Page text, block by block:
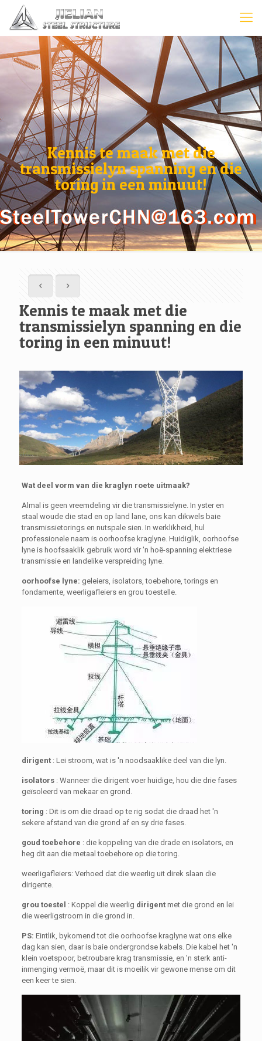
Kennis te maak met die
transmissielyn spanning en die
toring in een minuut!
Kennis te maak met die
transmissielyn spanning en die
toring in een minuut!
Wat deel vorm van die kraglyn roete uitmaak?
Almal is geen vreemdeling vir die transmissielyne. In yster en
staal woude die stad en op land lane, ons kan dikwels baie
transmissietorings en nutspale sien. In werklikheid, hul
professionele naam is oorhoofse kraglyne. Huidiglik, oorhoofse
lyne is hoofsaaklik gebruik word vir 'n hoë-spanning elektriese
transmissie en landelike verspreiding lyne.
oorhoofse lyne: geleiers, isolators, toebehore, torings en
fondamente, weerligafleiers en grou toestelle.
dirigent: Lei stroom, wat is 'n noodsaaklike deel van die lyn.
isolators: Wanneer die dirigent voer huidige, hou die drie fases
geïsoleerd van mekaar en grond.
toring : Dit is om die draad op te rig sodat die draad het 'n
sekere afstand van die grond af en sy drie fases.
goud toebehore : die koppeling van die drade en isolators, en
heg dit aan die metaal toebehore op die toring.
weerligafleiers: Verhoed dat die weerlig uit direk slaan die
dirigente.
grou toestel : Koppel die weerlig dirigentmet die grond en lei
die weerligstroom in die grond in.
PS: Eintlik, bykomend tot die oorhoofse kraglyne wat ons elke
dag kan sien, daar is baie ondergrondse kabels. Die kabel het 'n
klein voetspoor, betroubare krag transmissie, en 'n sterk anti-
inmenging vermoë, maar dit is moeilik vir gewone mense om dit
een keer te sien.